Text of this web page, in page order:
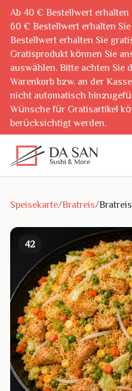
Ab 40 € Bestellwert erhalten
60 € Bestellwert erhalten
Bestellwert erhalten Sie
Gratisprodukt können Sie
auswählen. Bitte achten Sie
Warenkorb bzw. an der
nicht automatisch
Wünsche für Gratisartikel
berücksichtigt werden.
Speisekarte/Bratreis/
42